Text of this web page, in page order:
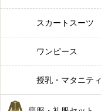
スカートスーツ
ワンピース
授乳・マタニティ